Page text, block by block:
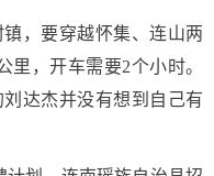
，要穿越怀集、连山两
里，开车需要2个小时。
达杰并没有想到自己有